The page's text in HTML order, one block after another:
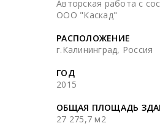
РАСПОЛОЖЕНИЕ
ГОД
ОБЩАЯ ПЛОЩАДЬ
Авторская работа с
ООО "Каскад"
г.Калининград, Россия
2015
27 275,7 м2